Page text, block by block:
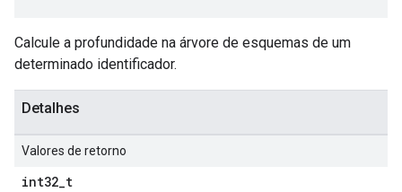
Calcule a profundidade na árvore de esquemas de um
determinado identificador.
Detalhes
Valores de retorno
int32_t